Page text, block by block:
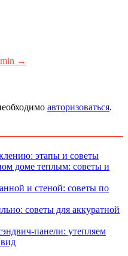
→
авторизоваться.
этапы и советы
доме теплым: советы и
и стеной: советы по
советы для аккуратной
панели: утепляем